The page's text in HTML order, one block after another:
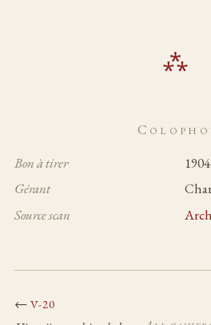
Bon à tirer
Gérant
Source scan
←V-20